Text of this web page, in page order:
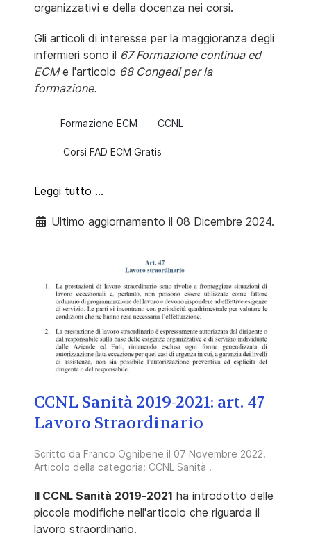
organizzativi e della docenza nei corsi.
Gli articoli di interesse per la maggioranza degli
infermieri sono il 67 Formazione continua ed
ECMe l'articolo 68 Congedi per la
formazione.
Formazione ECM CCNL
Corsi FAD ECM Gratis
Leggi tutto …
Ultimo aggiornamento il 08 Dicembre 2024.
CCNL Sanità 2019-2021: art. 47
Lavoro Straordinario
Scritto da Franco Ognibene il 07 Novembre 2022.
Articolo della categoria: CCNL Sanità .
Il CCNL Sanità 2019-2021 ha introdotto delle
piccole modifiche nell'articolo che riguarda il
lavoro straordinario.